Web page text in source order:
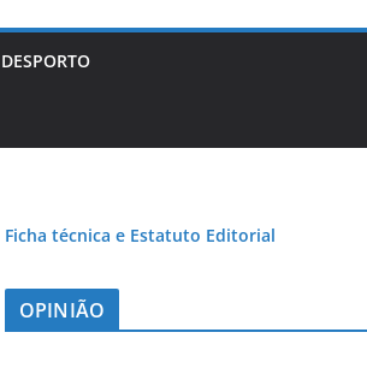
DESPORTO
Ficha técnica e Estatuto Editorial
OPINIÃO